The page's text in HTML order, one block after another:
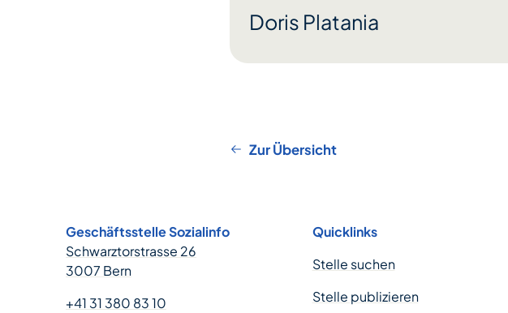
Doris Platania
Zur Übersicht
Geschäftsstelle Sozialinfo
Schwarztorstrasse 26
3007 Bern
+41 31 380 83 10
Quicklinks
Stelle suchen
Stelle publizieren